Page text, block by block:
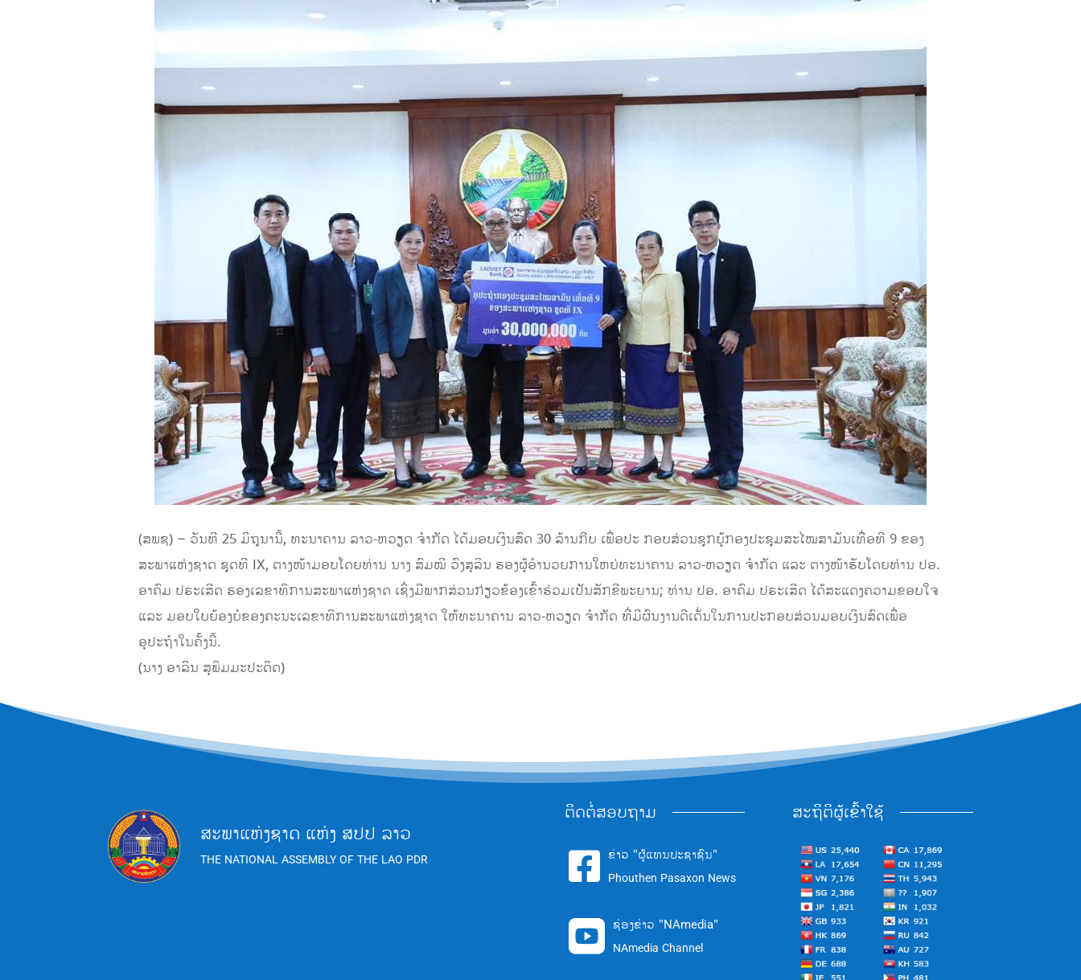
(ສພຊ) – ວັນທີ 25 ມິຖຸນານີ້, ທະນາຄານ ລາວ-ຫວຽດ ຈຳກັດ ໄດ້ມອບເງິນສົດ 30 ລ້ານກີບ ເພື່ອປະ ກອບສ່ວນຊຸກຍູ້ກອງປະຊຸມສະໄໝສາມັນເທື່ອທີ 9 ຂອງ
ສະພາແຫ່ງຊາດ ຊຸດທີ IX, ຕາງໜ້າມອບໂດຍທ່ານ ນາງ ສົມໝີ ວົງສຸລິນ ຮອງຜູ້ອຳນວຍການໃຫຍ່ທະນາຄານ ລາວ-ຫວຽດ ຈຳກັດ ແລະ ຕາງໜ້າຮັບໂດຍທ່ານ ປອ.
ອາຄົມ ປຣະເສີດ​​​​ ຮອງເລຂາທິການສະພາແຫ່ງຊາດ ເຊິ່ງມີພາກສ່ວນກ່ຽວຂ້ອງເຂົ້າຮ່ວມເປັນສັກຂີພະຍານ; ທ່ານ ປອ. ອາຄົມ ປຣະເສີດ​​​​ ໄດ້ສະແດງຄວາມຂອບໃຈ
ແລະ ມອບໃບຍ້ອງຍໍຂອງຄະນະເລຂາທິການສະພາແຫ່ງຊາດ ໃຫ້ທະນາຄານ ລາວ-ຫວຽດ ຈຳກັດ ທີ່ມີຜົນງານດີເດັ່ນໃນການປະກອບສ່ວນມອບເງິນສົດເພື່ອ
ອຸປະຖຳໃນຄັ້ງນີ້.
(ນາງ ອາລິນ ສຸພິມມະປະດິດ)
ສະພາແຫ່ງຊາດ ແຫ່ງ ສປປ ລາວ
THE NATIONAL ASSEMBLY OF THE LAO PDR
ຕິດຕໍ່ສອບຖາມ
 ຂ່າວ "ຜູ້ແທນປະຊາຊົນ"
Phouthen Pasaxon News
 ຊ່ອງຂ່າວ "NAmedia"
NAmedia Channel
ສະຖິຕິຜູ້ເຂົ້າໃຊ້